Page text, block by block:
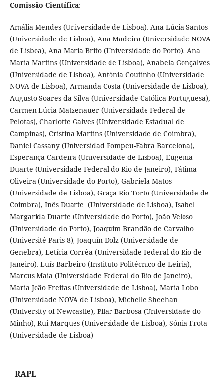
Comissão Científica:
Amália Mendes (Universidade de Lisboa), Ana Lúcia Santos
(Universidade de Lisboa), Ana Madeira (Universidade NOVA
de Lisboa), Ana Maria Brito (Universidade do Porto), Ana
Maria Martins (Universidade de Lisboa), Anabela Gonçalves
(Universidade de Lisboa), Antónia Coutinho (Universidade
NOVA de Lisboa), Armanda Costa (Universidade de Lisboa),
Augusto Soares da Silva (Universidade Católica Portuguesa),
Carmen Lúcia Matzenauer (Universidade Federal de
Pelotas), Charlotte Galves (Universidade Estadual de
Campinas), Cristina Martins (Universidade de Coimbra),
Daniel Cassany (Universidad Pompeu-Fabra Barcelona),
Esperança Cardeira (Universidade de Lisboa), Eugênia
Duarte (Universidade Federal do Rio de Janeiro), Fátima
Oliveira (Universidade do Porto), Gabriela Matos
(Universidade de Lisboa), Graça Rio-Torto (Universidade de
Coimbra), Inês Duarte (Universidade de Lisboa), Isabel
Margarida Duarte (Universidade do Porto), João Veloso
(Universidade do Porto), Joaquim Brandão de Carvalho
(Université Paris 8), Joaquín Dolz (Universidade de
Genebra), Letícia Corrêa (Universidade Federal do Rio de
Janeiro), Luís Barbeiro (Instituto Politécnico de Leiria),
Marcus Maia (Universidade Federal do Rio de Janeiro),
Maria João Freitas (Universidade de Lisboa), Maria Lobo
(Universidade NOVA de Lisboa), Michelle Sheehan
(University of Newcastle), Pilar Barbosa (Universidade do
Minho), Rui Marques (Universidade de Lisboa), Sónia Frota
(Universidade de Lisboa)
RAPL